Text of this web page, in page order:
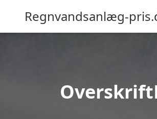
Regnvandsanlæg-